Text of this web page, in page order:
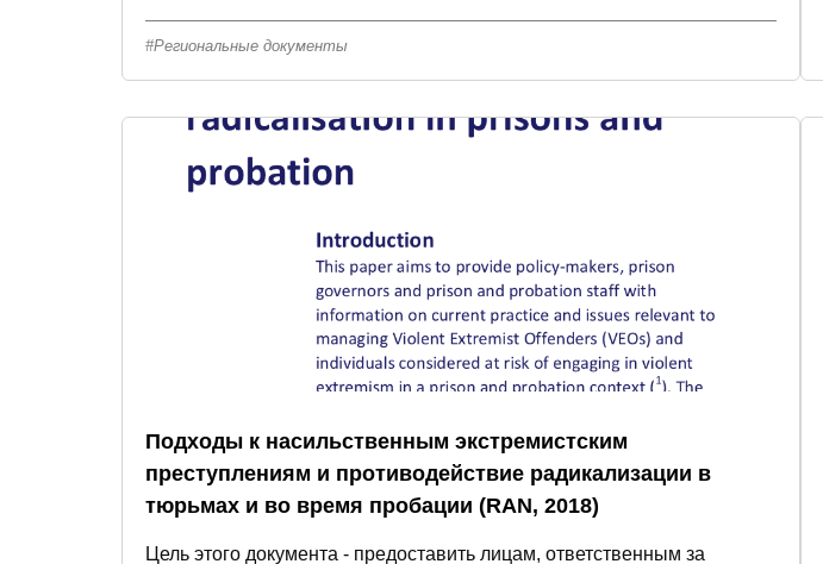
Региональные документы
Подходы к насильственным экстремистским
преступлениям и противодействие радикализации в
тюрьмах и во время пробации (RAN, 2018)
Цель этого документа - предоставить лицам, ответственным за